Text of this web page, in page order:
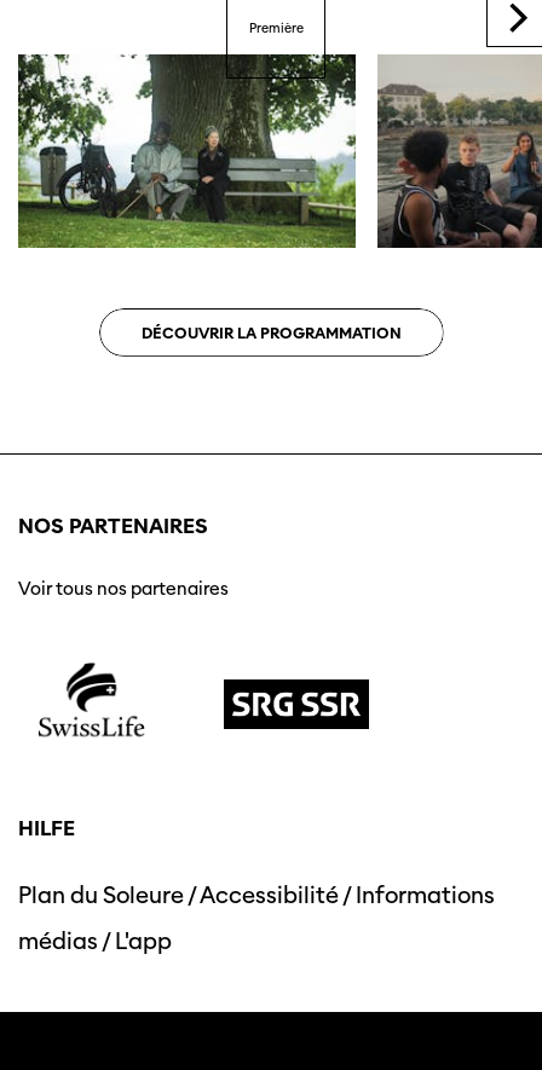
DÉCOUVRIR LA PROGRAMMATION
Première
NOS PARTENAIRES
Voir tous nos partenaires
HILFE
Plan du Soleure/Accessibilité/Informations
médias /L'app